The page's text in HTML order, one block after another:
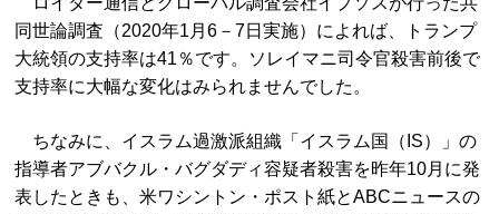
同世論調査（2020年1月6－7日実施）によれば、トランプ
大統領の支持率は41％です。ソレイマニ司令官殺害前後で
支持率に大幅な変化はみられませんでした。
ちなみに、イスラム過激派組織「イスラム国（IS）」の
指導者アブバクル・バグダディ容疑者殺害を昨年10月に発
表したときも、米ワシントン・ポスト紙とABCニュースの